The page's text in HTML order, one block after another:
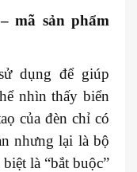
– mã sản phẩm
dụng để giúp
nhìn thấy biển
của đèn chỉ có
nhưng lại là bộ
là “bắt buộc”